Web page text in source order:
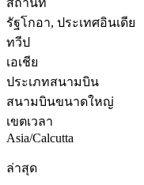
รัฐโกอา, ประเทศอินเดีย
ทวีป
เอเชีย
ประเภทสนามบิน
สนามบินขนาดใหญ่
เขตเวลา
Asia/Calcutta
ล่าสุด